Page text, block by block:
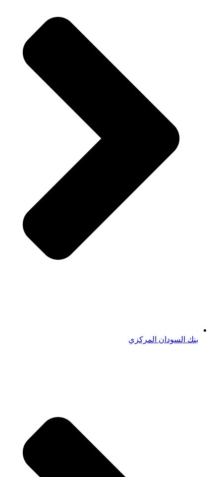
بنك السودان المركزي